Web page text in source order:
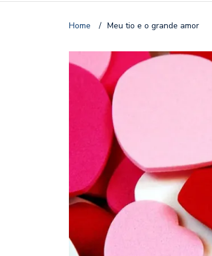
Home / Meu tio e o grande amor